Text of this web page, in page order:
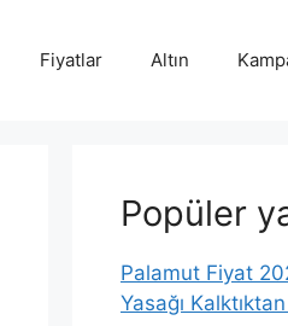
Fiyatlar Altın
Popüler
Palamut Fiyat
Yasağı